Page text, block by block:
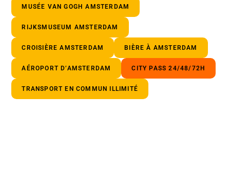
MUSÉE VAN GOGH AMSTERDAM
RIJKSMUSEUM AMSTERDAM
CROISIÈRE AMSTERDAM BIÈRE À AMSTERDAM
AÉROPORT D’AMSTERDAM CITY PASS 24/48/72H
TRANSPORT EN COMMUN ILLIMITÉ